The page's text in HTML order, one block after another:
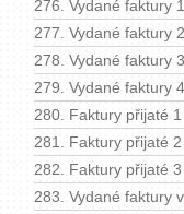
276. Vydané faktury 1
277. Vydané faktury 2
278. Vydané faktury 3
279. Vydané faktury 4
280. Faktury přijaté 1
281. Faktury přijaté 2
282. Faktury přijaté 3
283. Vydané faktury